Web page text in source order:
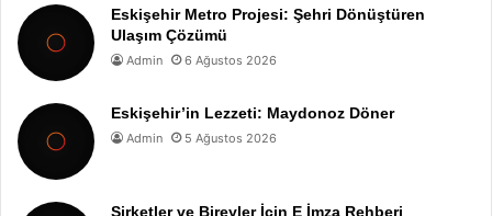
Eskişehir Metro Projesi: Şehri Dönüştüren
Ulaşım Çözümü
Admin 6 Ağustos 2026
Eskişehir’in Lezzeti: Maydonoz Döner
Admin 5 Ağustos 2026
Şirketler ve Bireyler İçin E İmza Rehberi